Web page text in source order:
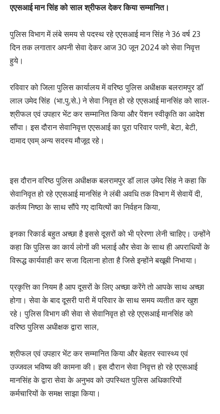
एएसआई मान सिंह को साल श्रीफल देकर किया सम्मानित।
पुलिस विभाग में लंबे समय से पदस्थ रहे एएसआई मान सिंह ने 36 वर्ष 23
दिन तक लगातार अपनी सेवा देकर आज 30 जून 2024 को सेवा निवृत्त
हुये।
रविवार को जिला पुलिस कार्यालय में वरिष्ठ पुलिस अधीक्षक बलरामपुर डॉ
लाल उमेद सिंह (भा.पु.से.) ने सेवा निवृत हो रहे एएसआई मानसिंह को साल-
श्रीफल एवं उपहार भेंट कर सम्मानित किया और पेंशन स्वीकृति का आदेश
सौंपा। इस दौरान सेवानिवृत्त एएसआई का पूरा परिवार पत्नी, बेटा, बेटी,
दामाद एवम् अन्य सदस्य मौजूद रहे।
इस दौरान वरिष्ठ पुलिस अधीक्षक बलरामपुर डॉ लाल उमेद सिंह ने कहा कि
सेवानिवृत हो रहे एएसआई मानसिंह ने लंबी अवधि तक विभाग में सेवायें दी,
कर्तव्य निष्ठा के साथ सौंपे गए दायित्यों का निर्वहन किया,
इनका रिकार्ड बहुत अच्छा है इससे दूसरों को भी प्रेरणा लेनी चाहिए। उन्होंने
कहा कि पुलिस का कार्य लोगों की भलाई और सेवा के साथ ही अपराधियों के
विरूद्ध कार्यवाही कर सजा दिलाना होता है जिसे इन्होंने बखूबी निभाया।
प्रकृत्ति का नियम है आप दूसरों के लिए अच्छा करेंगे तो आपके साथ अच्छा
होगा। सेवा के बाद दूसरी पारी में परिवार के साथ समय व्यतीत कर खुश
रहे। पुलिस विभाग की सेवा से सेवानिवृत हो रहे एएसआई मानसिंह को
वरिष्ठ पुलिस अधीक्षक द्वारा साल,
श्रीफल एवं उपहार भेंट कर सम्मानित किया और बेहतर स्वास्थ्य एवं
उज्जवल भविष्य की कामना की। इस दौरान सेवा निवृत्त हो रहे एएसआई
मानसिंह के द्वारा सेवा के अनुभव को उपस्थित पुलिस अधिकारियों
कर्मचारियों के समक्ष साझा किया।